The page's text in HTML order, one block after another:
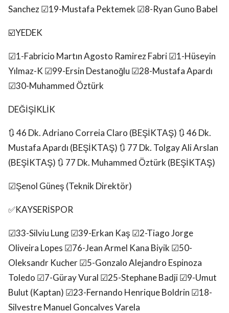
Sanchez ☑19-Mustafa Pektemek ☑8-Ryan Guno Babel
☑️YEDEK
☑1-Fabricio Martın Agosto Ramirez Fabri ☑1-Hüseyin
Yılmaz-K ☑99-Ersin Destanoğlu ☑28-Mustafa Apardı
☑30-Muhammed Öztürk
DEĞİŞİKLİK
🔃 46 Dk. Adriano Correia Claro (BEŞİKTAŞ) 🔃 46 Dk.
Mustafa Apardı (BEŞİKTAŞ) 🔃 77 Dk. Tolgay Ali Arslan
(BEŞİKTAŞ) 🔃 77 Dk. Muhammed Öztürk (BEŞİKTAŞ)
☑Şenol Güneş (Teknik Direktör)
✅️KAYSERİSPOR
☑33-Silviu Lung ☑39-Erkan Kaş ☑2-Tiago Jorge
Oliveira Lopes ☑76-Jean Armel Kana Biyik ☑50-
Oleksandr Kucher ☑5-Gonzalo Alejandro Espinoza
Toledo ☑7-Güray Vural ☑25-Stephane Badji ☑9-Umut
Bulut (Kaptan) ☑23-Fernando Henrique Boldrin ☑18-
Silvestre Manuel Goncalves Varela